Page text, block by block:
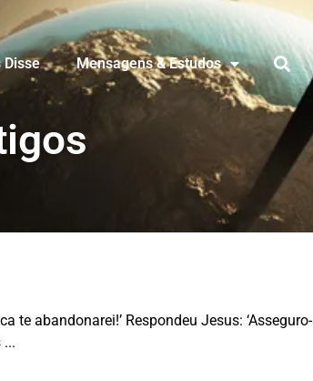
Disse Mensagens & Estudos
te abandonarei!’ Respondeu Jesus: ‘Asseguro-